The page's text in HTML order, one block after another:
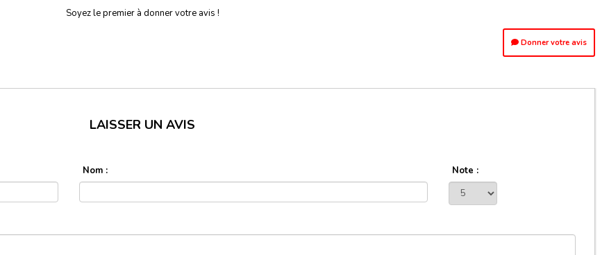
Soyez le premier à donner votre avis !
Donner votre avis
LAISSER UN AVIS
Nom : Note :